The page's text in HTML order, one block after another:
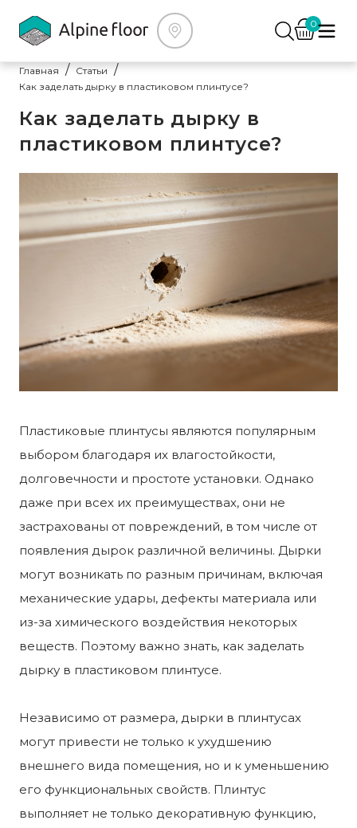
0
Главная
Статьи
Как заделать дырку в пластиковом плинтусе?
Как заделать дырку в
пластиковом плинтусе?
Пластиковые плинтусы являются популярным
выбором благодаря их влагостойкости,
долговечности и простоте установки. Однако
даже при всех их преимуществах, они не
застрахованы от повреждений, в том числе от
появления дырок различной величины. Дырки
могут возникать по разным причинам, включая
механические удары, дефекты материала или
из-за химического воздействия некоторых
веществ. Поэтому важно знать, как заделать
дырку в пластиковом плинтусе.
Независимо от размера, дырки в плинтусах
могут привести не только к ухудшению
внешнего вида помещения, но и к уменьшению
его функциональных свойств. Плинтус
выполняет не только декоративную функцию,